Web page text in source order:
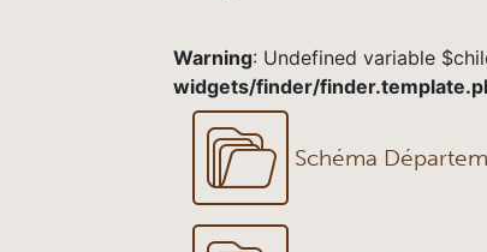
Warning: Undefined variable
widgets/finder/
Schéma